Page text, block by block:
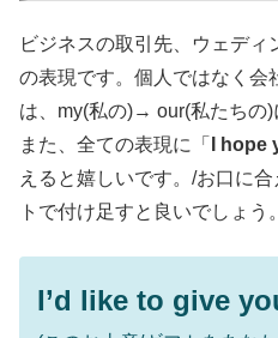
ビジネスの取引先、ウェデ
の表現です。個人ではなく会
は、my(私の)→ our(私たちの)
また、全ての表現に「
I hope
えると嬉しいです。/お口に
トで付け足すと良いでしょう。
I’d like to give